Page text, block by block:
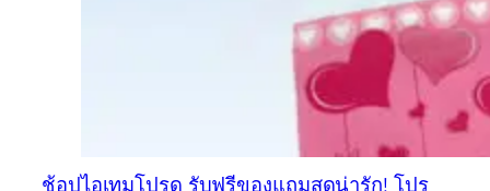
ช้อปไอเทมโปรด รับฟรีของแถมสุดน่ารัก! โปร